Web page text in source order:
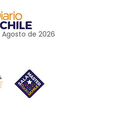
Agosto de 2026